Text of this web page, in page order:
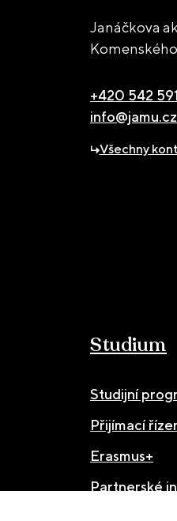
Janáčkova
+420 542
info@jamu.cz
Všechny
Studium
Studijní
Přijímací
Erasmus+
Partnerské